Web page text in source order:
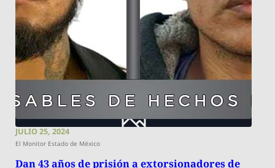
JULIO 25, 2024
El Monitor Estado de México
Dan 43 años de prisión a extorsionadores de